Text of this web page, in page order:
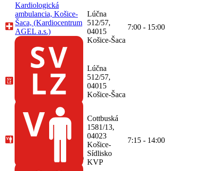
Kardiologická
ambulancia, Košice-
Šaca, (Kardiocentrum
AGEL a.s.)
(Kardiológia)
54042143-A0004
Lúčna
512/57,
04015
Košice-Šaca
7:00 - 15:00
SVaLZ, rádiológia,
Košice-Šaca,
(Kardiocentrum
(Rádiológia) 51-
54042143-A0008
Lúčna
512/57,
04015
Košice-Šaca
Všeobecná
ambulancia pre
dospelých, Košice-
Sídlisko KVP,
(Všeobecné lekárstvo)
68-54843537-A0001
Cottbuská
1581/13,
04023
Košice-
Sídlisko
KVP
7:15 - 14:00